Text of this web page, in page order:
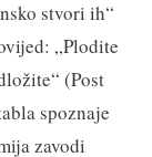
stvori ih“
„Plodite
(Post
spoznaje
zavodi